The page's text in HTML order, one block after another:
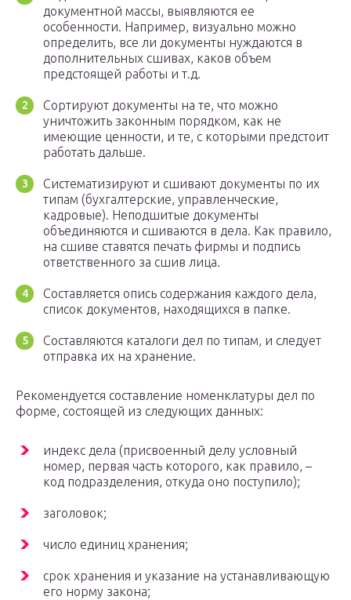
документной массы, выявляются ее
особенности. Например, визуально можно
определить, все ли документы нуждаются в
дополнительных сшивах, каков объем
предстоящей работы и т.д.
Сортируют документы на те, что можно
уничтожить законным порядком, как не
имеющие ценности, и те, с которыми предстоит
работать дальше.
Систематизируют и сшивают документы по их
типам (бухгалтерские, управленческие,
кадровые). Неподшитые документы
объединяются и сшиваются в дела. Как правило,
на сшиве ставятся печать фирмы и подпись
ответственного за сшив лица.
Составляется опись содержания каждого дела,
список документов, находящихся в папке.
Составляются каталоги дел по типам, и следует
отправка их на хранение.
Рекомендуется составление номенклатуры дел по
форме, состоящей из следующих данных:
индекс дела (присвоенный делу условный
номер, первая часть которого, как правило, –
код подразделения, откуда оно поступило);
заголовок;
число единиц хранения;
срок хранения и указание на устанавливающую
его норму закона;